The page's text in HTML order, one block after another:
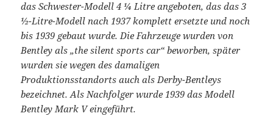
das Schwester-Modell 4 ¼ Litre angeboten, das das 3
½-Litre-Modell nach 1937 komplett ersetzte und noch
bis 1939 gebaut wurde. Die Fahrzeuge wurden von
Bentley als „the silent sports car“ beworben, später
wurden sie wegen des damaligen
Produktionsstandorts auch als Derby-Bentleys
bezeichnet. Als Nachfolger wurde 1939 das Modell
Bentley Mark V eingeführt.